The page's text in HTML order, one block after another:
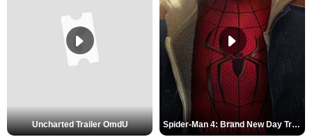
Uncharted Trailer OmdU Spider-Man 4: Brand New Day Trailer (3) DF